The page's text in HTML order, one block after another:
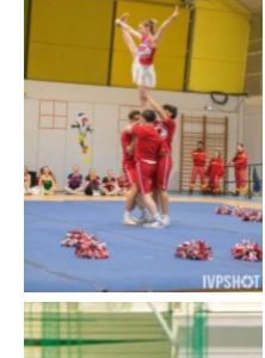
Pompim-GOST